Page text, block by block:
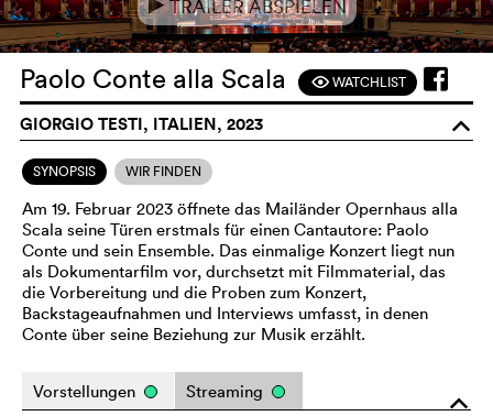
eTRAILER ABSPIELEN
Paolo Conte alla Scala FWATCHLIST
GIORGIO TESTI, ITALIEN, 2023 o
SYNOPSIS WIR FINDEN
Am 19. Februar 2023 öffnete das Mailänder Opernhaus alla
Scala seine Türen erstmals für einen Cantautore: Paolo
Conte und sein Ensemble. Das einmalige Konzert liegt nun
als Dokumentarfilm vor, durchsetzt mit Filmmaterial, das
die Vorbereitung und die Proben zum Konzert,
Backstageaufnahmen und Interviews umfasst, in denen
Conte über seine Beziehung zur Musik erzählt.
o
Vorstellungen Streaming